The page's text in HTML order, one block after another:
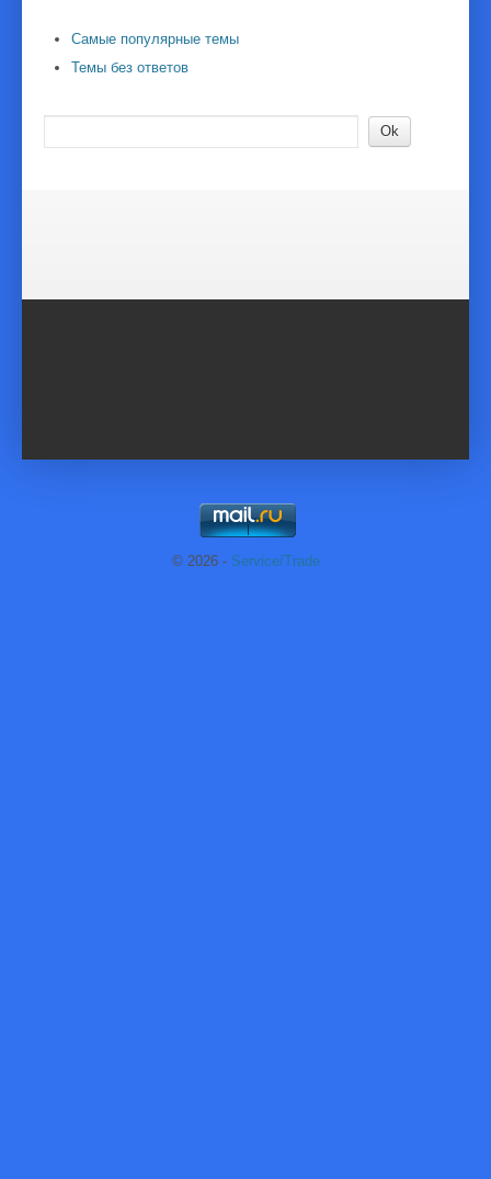
Самые популярные темы
Темы без ответов
© 2026- Service/Trade